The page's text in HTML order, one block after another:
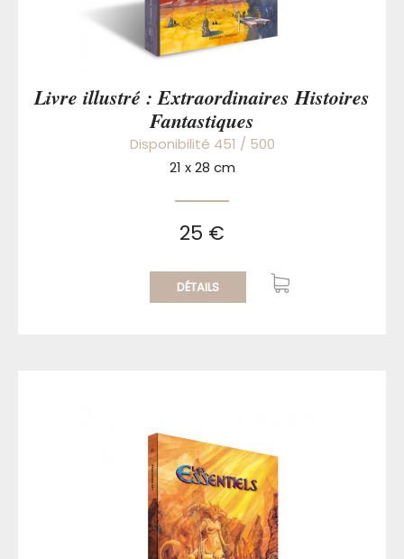
Livre illustré : Extraordinaires Histoires
Fantastiques
Disponibilité 451 / 500
21 x 28 cm
25 €
DÉTAILS